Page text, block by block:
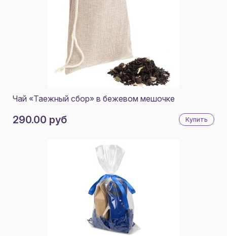
Чай «Таежный сбор» в бежевом мешочке
290.00 руб Купить